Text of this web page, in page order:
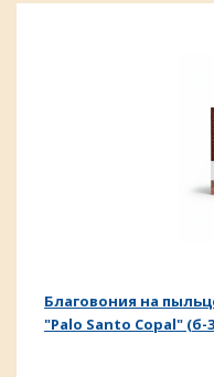
Благовония на
"Palo Santo Copal" (б-